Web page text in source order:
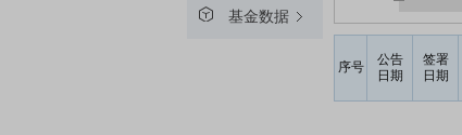
基金数据
序号
公告
日期
签署
日期